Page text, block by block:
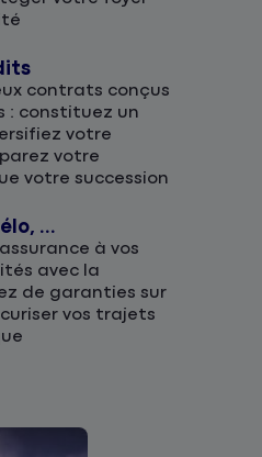
contrats conçus
: constituez un
votre
votre
votre succession
...
à vos
avec la
de garanties sur
vos trajets